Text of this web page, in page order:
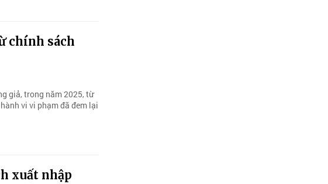
chính sách
giả, trong năm 2025, từ
vi vi phạm đã đem lại
xuất nhập